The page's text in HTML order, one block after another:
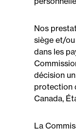
Nos
siège et/
dans les
décision
protection
Canada,
La